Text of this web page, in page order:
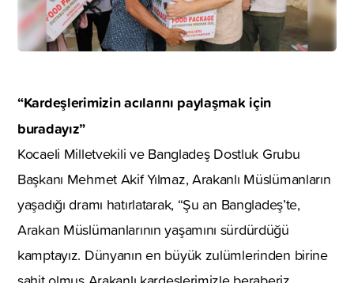
“Kardeşlerimizin acılarını paylaşmak için
buradayız”
Kocaeli Milletvekili ve Bangladeş Dostluk Grubu
Başkanı Mehmet Akif Yılmaz, Arakanlı Müslümanların
yaşadığı dramı hatırlatarak, “Şu an Bangladeş’te,
Arakan Müslümanlarının yaşamını sürdürdüğü
kamptayız. Dünyanın en büyük zulümlerinden birine